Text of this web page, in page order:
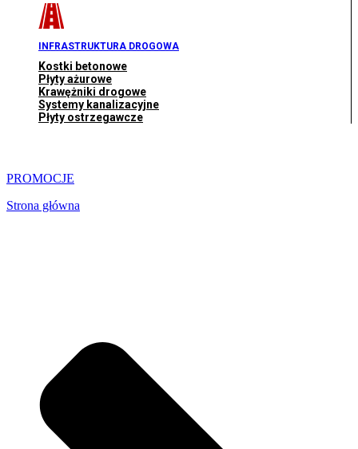
INFRASTRUKTURA DROGOWA
Kostki betonowe
Płyty ażurowe
Krawężniki drogowe
Systemy kanalizacyjne
Płyty ostrzegawcze
PROMOCJE
Strona główna